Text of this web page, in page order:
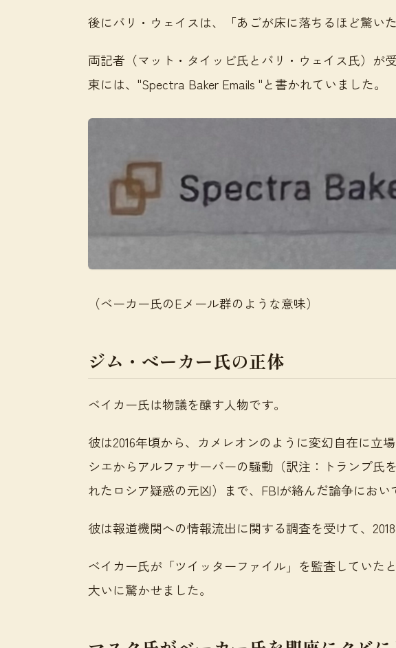
後にバリ・ウェイスは、「あごが床に落ちるほど驚い
両記者（マット・タイッビ氏とバリ・ウェイス氏）が
束には、"Spectra Baker Emails "と書かれていました。
（ベーカー氏のEメール群のような意味）
ジム・ベーカー氏の正体
ベイカー氏は物議を醸す人物です。
彼は2016年頃から、カメレオンのように変幻自在に立
シエからアルファサーバーの騒動（訳注：トランプ氏
れたロシア疑惑の元凶）まで、FBIが絡んだ論争におい
彼は報道機関への情報流出に関する調査を受けて、
ベイカー氏が「ツイッターファイル」を監査していた
大いに驚かせました。